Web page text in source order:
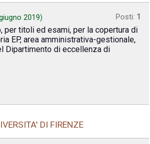
2019) Posti: 1
per titoli ed esami, per la copertura di
EP, area amministrativa-gestionale,
Dipartimento di eccellenza di
DI FIRENZE